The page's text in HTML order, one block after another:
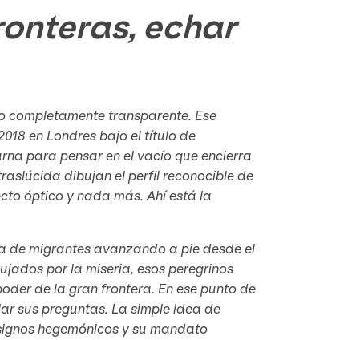
echar
transparente. Ese
en Londres bajo el título de
para pensar en el vacío que encierra
dibujan el perfil reconocible de
óptico y nada más. Ahí está la
de migrantes avanzando a pie desde el
por la miseria, esos peregrinos
de la gran frontera. En ese punto de
sus preguntas. La simple idea de
hegemónicos y su mandato